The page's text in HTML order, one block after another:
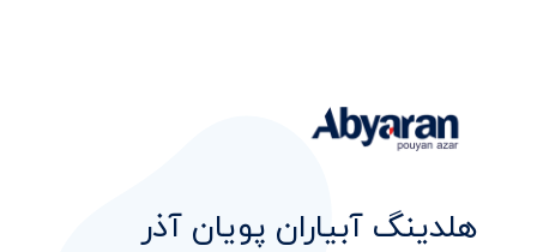
هلدینگ آبیاران پویان آذر